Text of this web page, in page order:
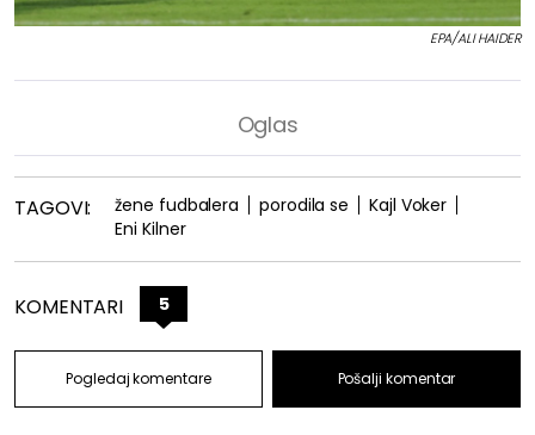
EPA/ALI HAIDER
TAGOVI: žene fudbalera porodila se
Kajl Voker
Eni Kilner
KOMENTARI 5
Pogledaj komentare Pošalji komentar